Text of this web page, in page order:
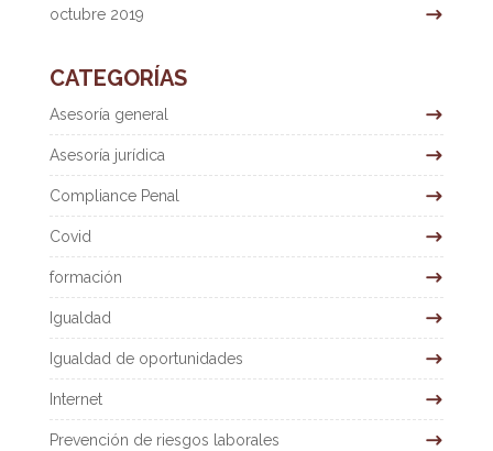
octubre 2019
CATEGORÍAS
Asesoría general
Asesoría jurídica
Compliance Penal
Covid
formación
Igualdad
Igualdad de oportunidades
Internet
Prevención de riesgos laborales